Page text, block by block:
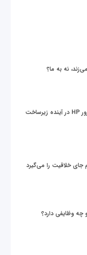
نه به ما؟
زیر پوست دنیای داده؛ نقش سرور HP در آینده زیرساخت
جای خلاقیت را می‌گیرد
وظایفی دارد؟